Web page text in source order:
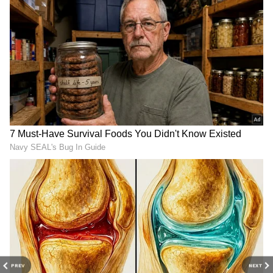
PREV NEXT
திதி : இன்று பிற்பகல் 1.47 வரை திரிதியை,
பின்னர் சதுர்த்தி.
RECOMMENDED STORIES